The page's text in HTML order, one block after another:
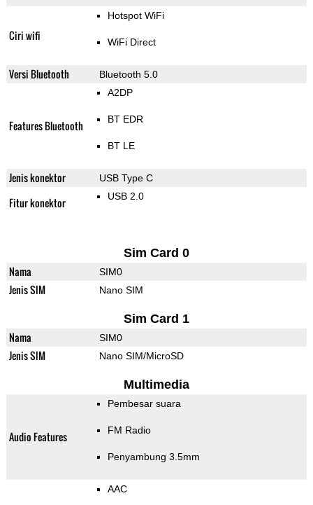
Ciri wifi
Hotspot WiFi
WiFi Direct
Versi Bluetooth Bluetooth 5.0
Features Bluetooth
A2DP
BT EDR
BT LE
Jenis konektor USB Type C
Fitur konektor USB 2.0
Sim Card 0
Nama SIM0
Jenis SIM Nano SIM
Sim Card 1
Nama SIM0
Jenis SIM Nano SIM/MicroSD
Multimedia
Audio Features
Pembesar suara
FM Radio
Penyambung 3.5mm
AAC